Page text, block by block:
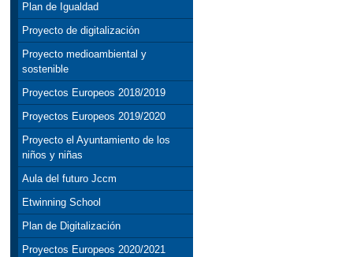
Plan de Igualdad
Proyecto de digitalización
Proyecto medioambiental y
sostenible
Proyectos Europeos 2018/2019
Proyectos Europeos 2019/2020
Proyecto el Ayuntamiento de los
niños y niñas
Aula del futuro Jccm
Etwinning School
Plan de Digitalización
Proyectos Europeos 2020/2021